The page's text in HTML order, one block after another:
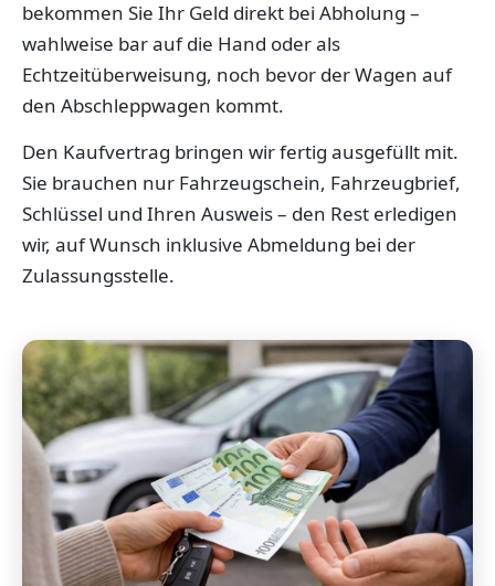
bekommen Sie Ihr Geld direkt bei Abholung –
wahlweise bar auf die Hand oder als
Echtzeitüberweisung, noch bevor der Wagen auf
den Abschleppwagen kommt.
Den Kaufvertrag bringen wir fertig ausgefüllt mit.
Sie brauchen nur Fahrzeugschein, Fahrzeugbrief,
Schlüssel und Ihren Ausweis – den Rest erledigen
wir, auf Wunsch inklusive Abmeldung bei der
Zulassungsstelle.